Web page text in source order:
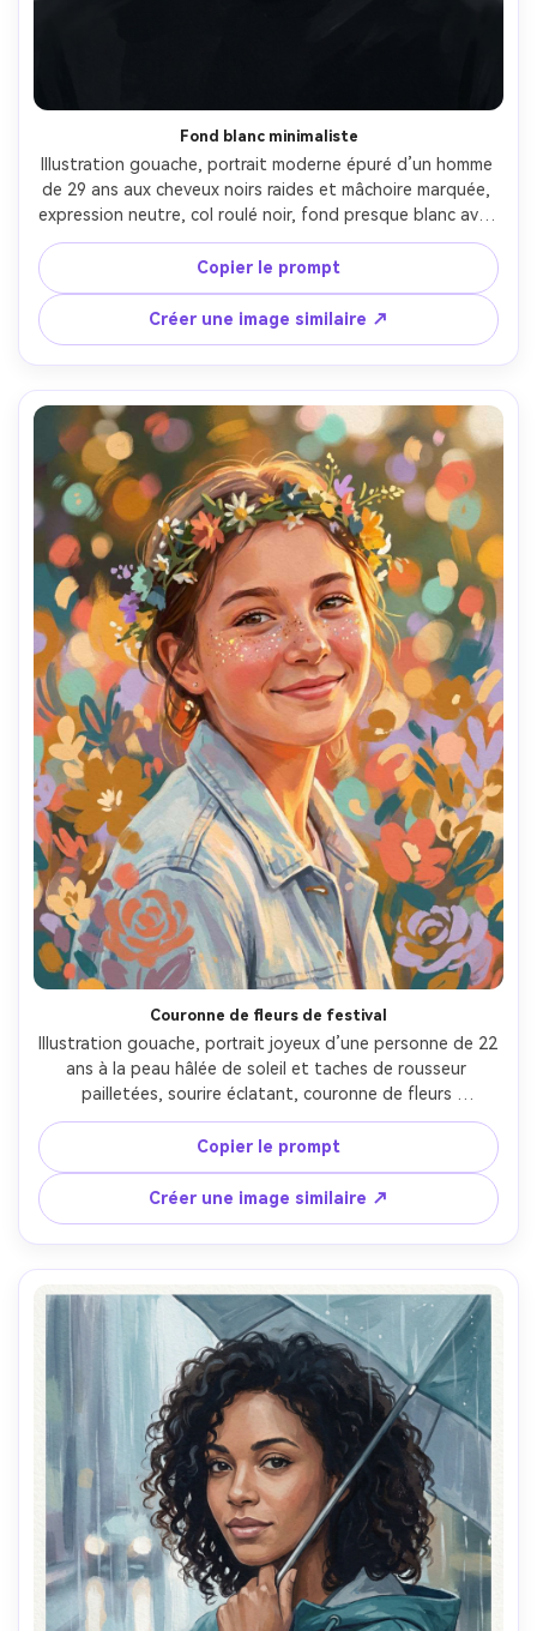
Fond blanc minimaliste
Illustration gouache, portrait moderne épuré d’un homme
de 29 ans aux cheveux noirs raides et mâchoire marquée,
expression neutre, col roulé noir, fond presque blanc avec
ombres gris chaud, lumière studio douce et liseré subtil
sur les épaules, opacité gouache mate, contours précis,
palette minimale, texture papier délicate, composition
graphique avec beaucoup d’espace négatif, humeur mode
calme, objectif 85mm, faible profondeur de champ --ar
4:5
Copier le prompt
Créer une image similaire ↗
Couronne de fleurs de festival
Illustration gouache, portrait joyeux d’une personne de 22
ans à la peau hâlée de soleil et taches de rousseur
pailletées, sourire éclatant, couronne de fleurs
champêtres et veste en jean légère, fond de festival
abstrait en taches colorées, lumière dorée de fin d’après-
midi, pigment mat, traits de pinceau ludiques, fleurs
opaques superposées, grain de papier visible, palette
saturée mais équilibrée, ambiance festive, yeux nets et
joues douces, objectif 85mm, faible profondeur de champ
--ar 4:5
Copier le prompt
Créer une image similaire ↗